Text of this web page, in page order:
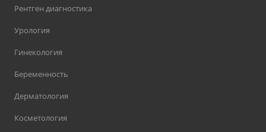
Рентген диагностика
Урология
Гинекология
Беременность
Дерматология
Косметология